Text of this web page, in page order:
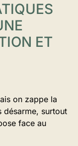
ET
on zappe la
désarme, surtout
face au